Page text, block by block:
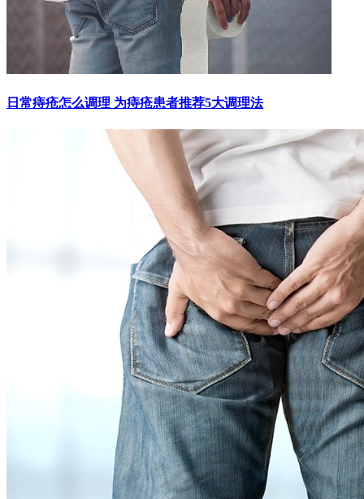
日常痔疮怎么调理 为痔疮患者推荐5大调理法